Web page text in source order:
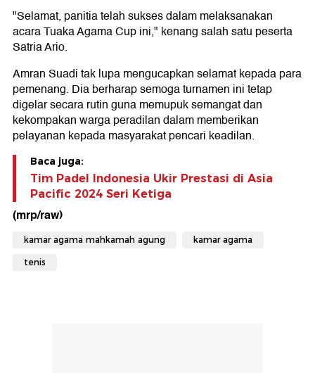
"Selamat, panitia telah sukses dalam melaksanakan
acara Tuaka Agama Cup ini," kenang salah satu peserta
Satria Ario.
Amran Suadi tak lupa mengucapkan selamat kepada para
pemenang. Dia berharap semoga turnamen ini tetap
digelar secara rutin guna memupuk semangat dan
kekompakan warga peradilan dalam memberikan
pelayanan kepada masyarakat pencari keadilan.
Baca juga:
Tim Padel Indonesia Ukir Prestasi di Asia
Pacific 2024 Seri Ketiga
(mrp/raw)
kamar agama mahkamah agung kamar agama
tenis